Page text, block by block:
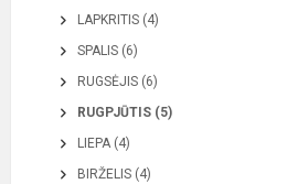
LAPKRITIS (4)
SPALIS (6)
RUGSĖJIS (6)
RUGPJŪTIS (5)
LIEPA (4)
BIRŽELIS (4)